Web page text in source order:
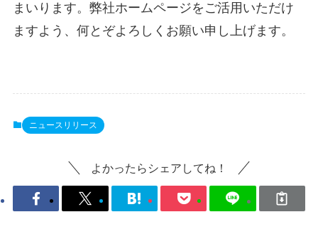
まいります。弊社ホームページをご活用いただけ
ますよう、何とぞよろしくお願い申し上げます。
ニュースリリース
よかったらシェアしてね！